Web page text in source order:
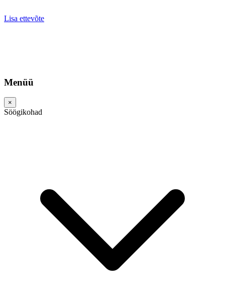
Lisa ettevõte
Menüü
×
Söögikohad